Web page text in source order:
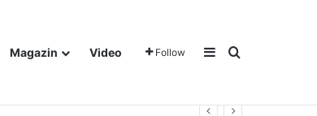
Magazin Video Follow Sidebar
Traži